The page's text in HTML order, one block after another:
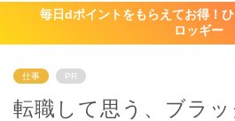
毎日dポイントをもらえてお得！
ロッギー
仕事 PR
転職して思う、ブラ